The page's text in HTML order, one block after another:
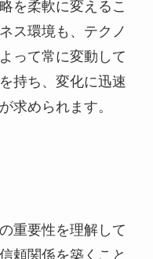
を柔軟に変えるこ
ス環境も、テクノ
って常に変動して
持ち、変化に迅速
求められます。
重要性を理解して
頼関係を築くこと